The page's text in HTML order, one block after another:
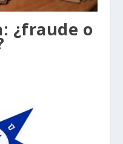
¿fraude o